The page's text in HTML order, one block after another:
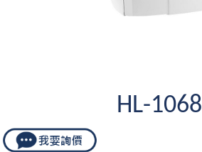
HL-1068